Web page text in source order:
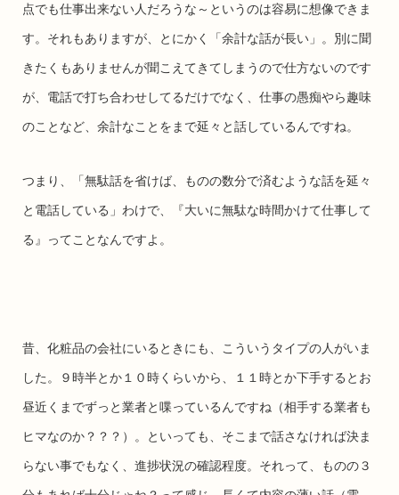
点でも仕事出来ない人だろうな～というのは容易に想像できま
す。それもありますが、とにかく「余計な話が長い」。別に聞
きたくもありませんが聞こえてきてしまうので仕方ないのです
が、電話で打ち合わせしてるだけでなく、仕事の愚痴やら趣味
のことなど、余計なことをまで延々と話しているんですね。
つまり、「無駄話を省けば、ものの数分で済むような話を延々
と電話している」わけで、『大いに無駄な時間かけて仕事して
る』ってことなんですよ。
昔、化粧品の会社にいるときにも、こういうタイプの人がいま
した。９時半とか１０時くらいから、１１時とか下手するとお
昼近くまでずっと業者と喋っているんですね（相手する業者も
ヒマなのか？？？）。といっても、そこまで話さなければ決ま
らない事でもなく、進捗状況の確認程度。それって、ものの３